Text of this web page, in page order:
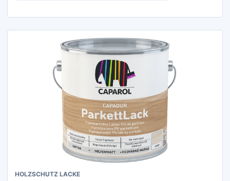
HOLZSCHUTZ LACKE
Dieses